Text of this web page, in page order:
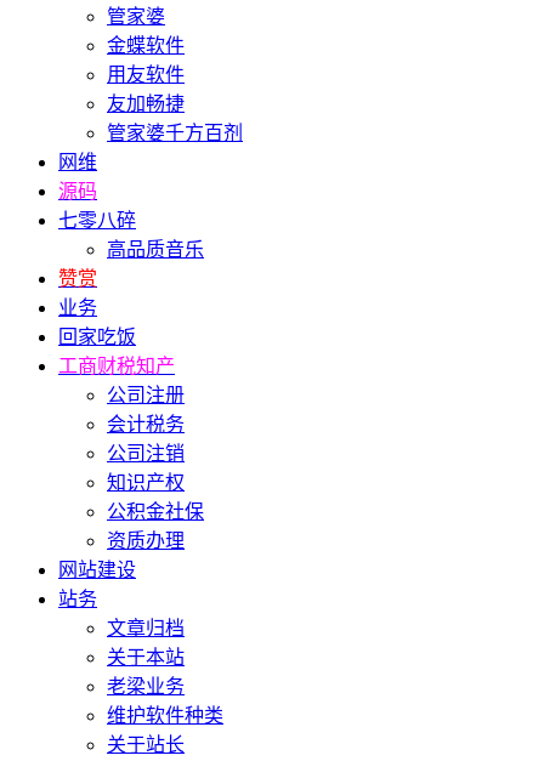
管家婆
金蝶软件
用友软件
友加畅捷
管家婆千方百剂
网维
源码
七零八碎
高品质音乐
赞赏
业务
回家吃饭
工商财税知产
公司注册
会计税务
公司注销
知识产权
公积金社保
资质办理
网站建设
站务
文章归档
关于本站
老梁业务
维护软件种类
关于站长